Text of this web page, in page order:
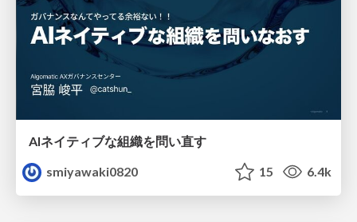
AIネイティブな組織を問い直す
smiyawaki0820
15 6.4k